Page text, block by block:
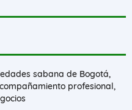
sabana de Bogotá,
profesional,